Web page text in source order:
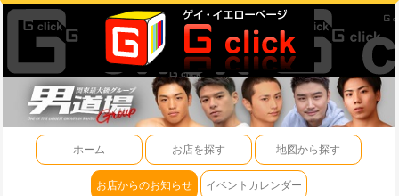
ホーム お店を探す 地図から探す
お店からのお知らせ イベントカレンダー